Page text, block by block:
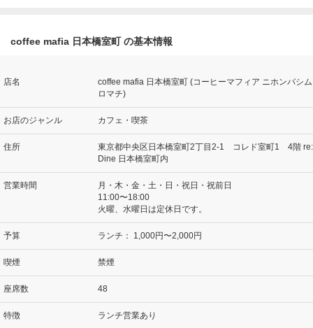
coffee mafia 日本橋室町 の基本情報
店名
coffee mafia 日本橋室町 (コーヒーマフィア ニホンバシム
ロマチ)
お店のジャンル カフェ・喫茶
住所
東京都中央区日本橋室町2丁目2-1 コレド室町1 4階 re:
Dine 日本橋室町内
営業時間
月・木・金・土・日・祝日・祝前日
11:00〜18:00
火曜、水曜日は定休日です。
予算 ランチ： 1,000円〜2,000円
喫煙 禁煙
座席数 48
特徴 ランチ営業あり